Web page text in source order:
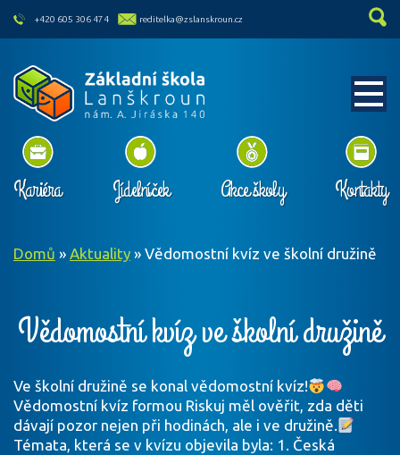
skip to main content
+420 605 306 474 reditelka@zslanskroun.cz
Kariéra Jídelníček Akce školy Kontakty
Domů » Aktuality » Vědomostní kvíz ve školní družině
Vědomostní kvíz ve školní družině
Ve školní družině se konal vědomostní kvíz!
Vědomostní kvíz formou Riskuj měl ověřit, zda děti
dávají pozor nejen při hodinách, ale i ve družině.
Témata, která se v kvízu objevila byla: 1. Česká